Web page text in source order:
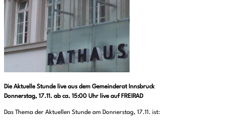
Die Aktuelle Stunde live aus dem Gemeinderat Innsbruck
Donnerstag, 17.11. ab ca. 15:00 Uhr live auf FREIRAD
Das Thema der Aktuellen Stunde am Donnerstag, 17.11. ist: